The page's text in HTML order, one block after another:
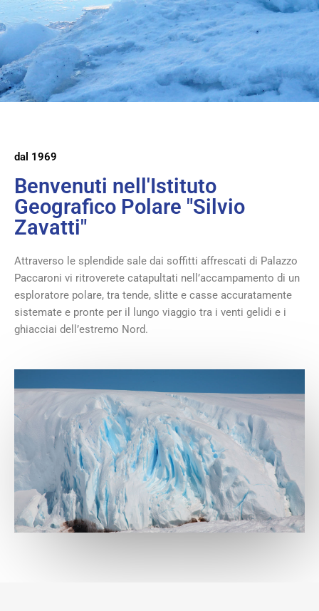
dal 1969
Benvenuti nell'Istituto
Geografico Polare "Silvio
Zavatti"
Attraverso le splendide sale dai soffitti affrescati di Palazzo
Paccaroni vi ritroverete catapultati nell’accampamento di un
esploratore polare, tra tende, slitte e casse accuratamente
sistemate e pronte per il lungo viaggio tra i venti gelidi e i
ghiacciai dell’estremo Nord.